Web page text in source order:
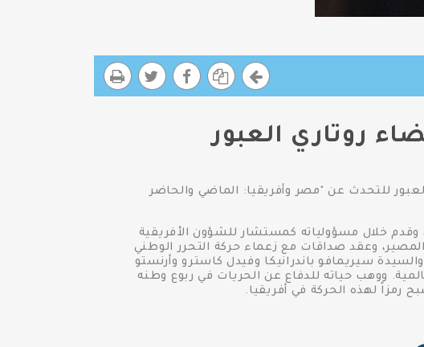
روتاري العبور
للتحدث عن "مصر وأفريقيا: الماضي والحاضر
خلال مسؤولياته كمستشار للشؤون الأفريقية
وعقد صداقات مع زعماء حركة التحرر الوطني
سيريمافو باندرانيكا وفيدل كاسترو وأرنستو
ووهب حياته للدفاع عن الحريات في ربوع وطنه
رمزاً لهذه الحركة في أفريقيا.